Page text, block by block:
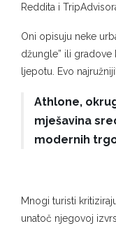
Reddita i
Oni opisuju neke
džungle” ili
ljepotu. Evo
Athlone,
mješavina
modernih
Mnogi turisti
unatoč njegovoj